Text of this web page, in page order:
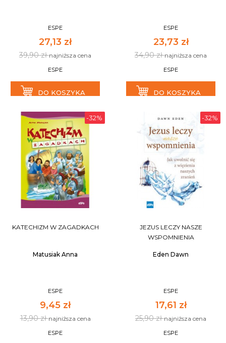
ESPE
27,13 zł
39,90 złnajniższa cena
ESPE
DO KOSZYKA
ESPE
23,73 zł
34,90 złnajniższa cena
ESPE
DO KOSZYKA
-32%
KATECHIZM W ZAGADKACH
Matusiak Anna
ESPE
9,45 zł
13,90 złnajniższa cena
ESPE
-32%
JEZUS LECZY NASZE
WSPOMNIENIA
Eden Dawn
ESPE
17,61 zł
25,90 złnajniższa cena
ESPE